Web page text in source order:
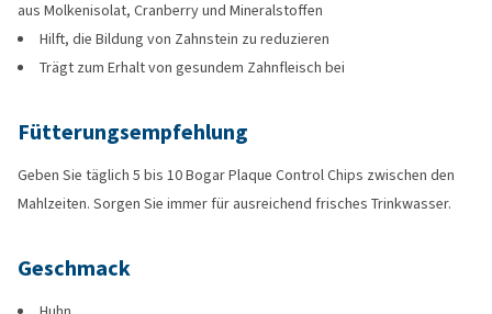
aus Molkenisolat, Cranberry und Mineralstoffen
Hilft, die Bildung von Zahnstein zu reduzieren
Trägt zum Erhalt von gesundem Zahnfleisch bei
Fütterungsempfehlung
Geben Sie täglich 5 bis 10 Bogar Plaque Control Chips zwischen den
Mahlzeiten. Sorgen Sie immer für ausreichend frisches Trinkwasser.
Geschmack